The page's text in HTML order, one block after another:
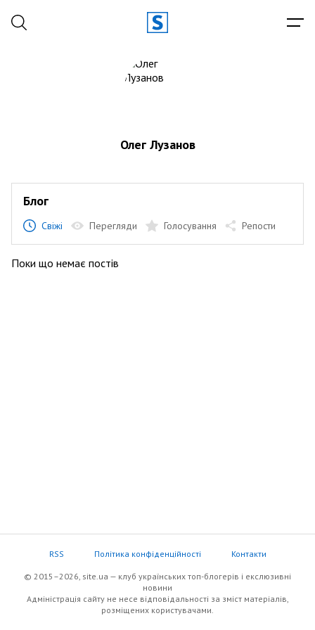
Олег Лузанов
Блог
Свіжі Перегляди Голосування Репости
Поки що немає постів
RSS Політика конфіденційності Контакти
© 2015–2026, site.ua — клуб українських топ-блогерів i екслюзивнi
новини
Адміністрація сайту не несе відповідальності за зміст матеріалів,
розміщених користувачами.